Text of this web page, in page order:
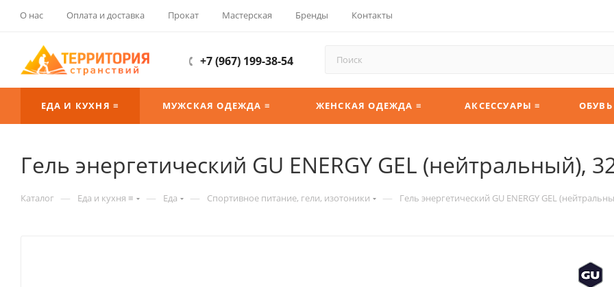
О нас Оплата и доставка Прокат Мастерская Бренды Контакты
+7 (967) 199-38-54
ЕДА И КУХНЯ ≡ МУЖСКАЯ ОДЕЖДА ≡ ЖЕНСКАЯ ОДЕЖДА ≡ АКСЕССУАРЫ ≡ ОБУВЬ
Гель энергетический GU ENERGY GEL (нейтральный),
Каталог — Еда и кухня ≡ — Еда — Спортивное питание, гели, изотоники — Гель энергетический GU ENERGY GEL